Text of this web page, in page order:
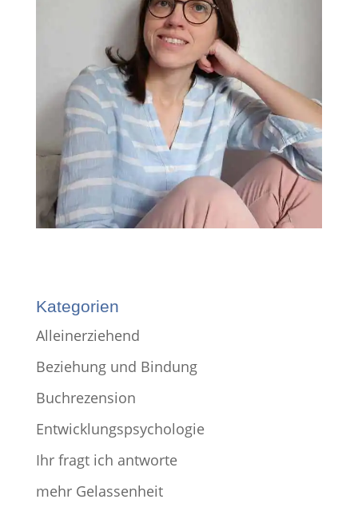
Kategorien
Alleinerziehend
Beziehung und Bindung
Buchrezension
Entwicklungspsychologie
Ihr fragt ich antworte
mehr Gelassenheit